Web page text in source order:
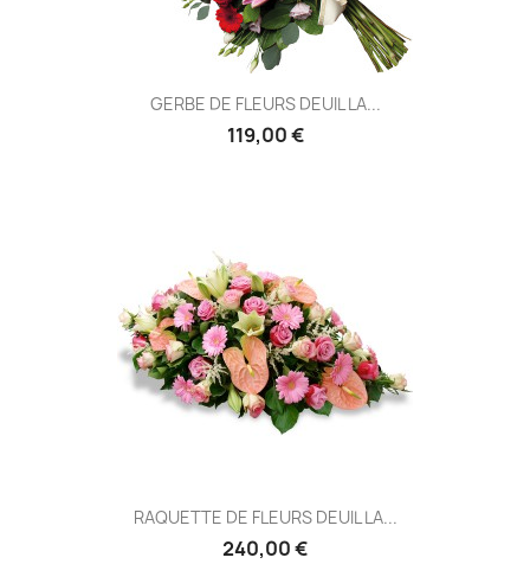
GERBE DE FLEURS DEUIL LA...
119,00 €
RAQUETTE DE FLEURS DEUIL LA...
240,00 €